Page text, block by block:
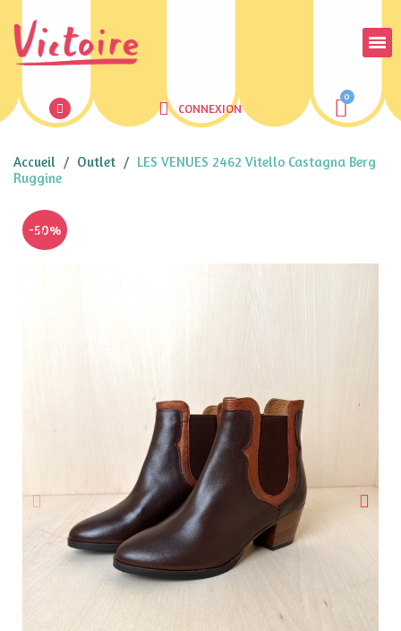
CONNEXION
Accueil Outlet
LES VENUES 2462 Vitello Castagna Berg
Ruggine
-50%